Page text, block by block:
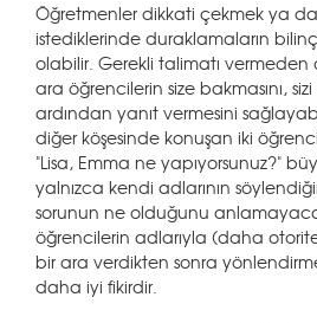
Öğretmenler dikkati çekmek ya
istediklerinde duraklamaların
olabilir. Gerekli talimatı vermeden
ara öğrencilerin size bakmasını,
ardından yanıt vermesini
diğer köşesinde konuşan iki
"Lisa, Emma ne yapıyorsunuz?"
yalnızca kendi adlarının
sorunun ne olduğunu
öğrencilerin adlarıyla (daha
bir ara verdikten sonra
daha iyi fikirdir.